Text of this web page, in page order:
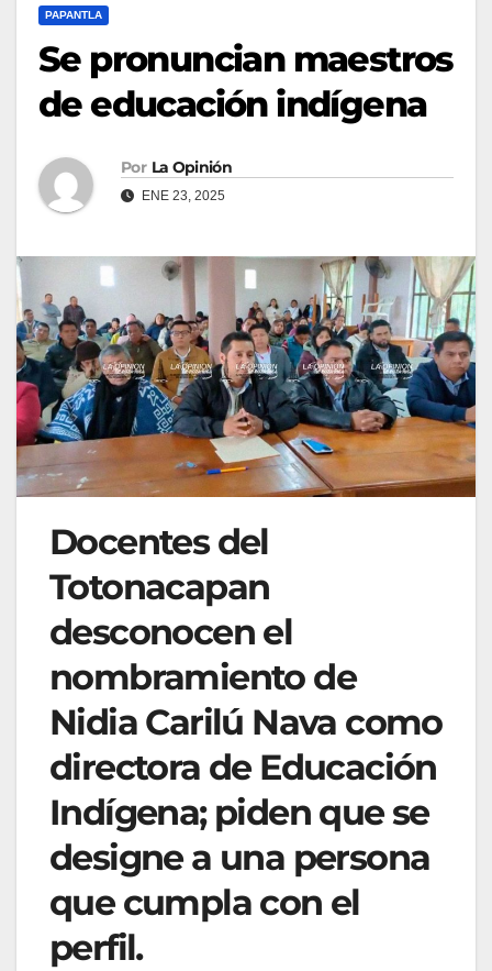
PAPANTLA
Se pronuncian maestros
de educación indígena
Por La Opinión
ENE 23, 2025
Docentes del
Totonacapan
desconocen el
nombramiento de
Nidia Carilú Nava como
directora de Educación
Indígena; piden que se
designe a una persona
que cumpla con el
perfil.